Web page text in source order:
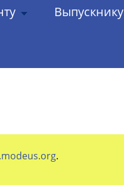
Выпускнику
.